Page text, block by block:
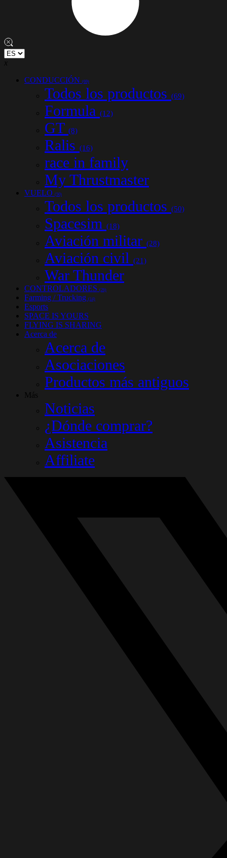
x
CONDUCCIÓN (69)
Todos los productos (69)
Formula (12)
GT (8)
Ralis (16)
race in family
My Thrustmaster
VUELO (50)
Todos los productos (50)
Spacesim (18)
Aviación militar (28)
Aviación civil (21)
War Thunder
CONTROLADORES (26)
Farming / Trucking (14)
Esports
SPACE IS YOURS
FLYING IS SHARING
Acerca de
Acerca de
Asociaciones
Productos más antiguos
Más
Noticias
¿Dónde comprar?
Asistencia
Affiliate